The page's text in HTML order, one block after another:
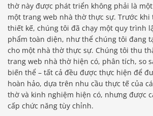
thờ này được phát triển không phải là
một trang web nhà thờ thực sự. Trước khi
thiết kế, chúng tôi đã chạy một quy trình
phẩm toàn diện, như thể chúng tôi đang
cho một nhà thờ thực sự. Chúng tôi thu
trang web nhà thờ hiện có, phân tích, so
biến thể – tất cả đều được thực hiện để
hoàn hảo, dựa trên nhu cầu thực tế của
thờ và kinh nghiệm hiện có, nhưng được
cấp chức năng tùy chỉnh.